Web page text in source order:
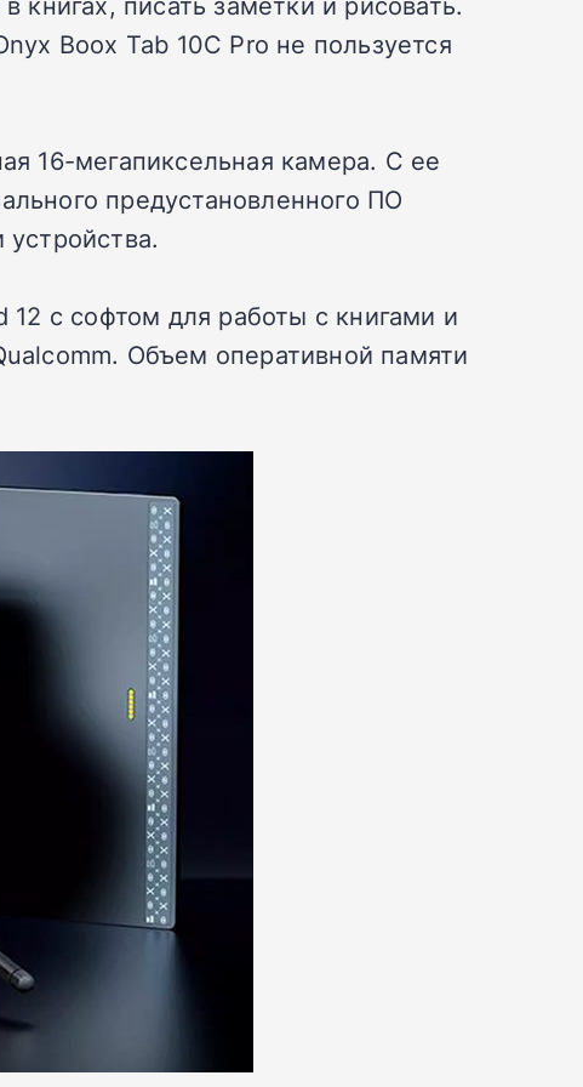
Boox Tab 10C Pro не пользуется
16-мегапиксельная камера. С ее
предустановленного ПО
с софтом для работы с книгами и
Объем оперативной памяти